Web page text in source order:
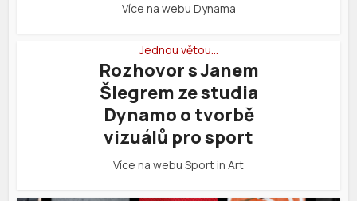
Více na webu Dynama
Jednou větou…
Rozhovor s Janem
Šlegrem ze studia
Dynamo o tvorbě
vizuálů pro sport
Více na webu Sport in Art